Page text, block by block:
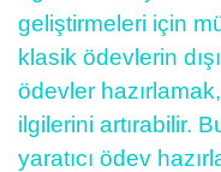
geliştirmeleri için
klasik ödevlerin
ödevler
ilgilerini artırabilir.
yaratıcı ödev